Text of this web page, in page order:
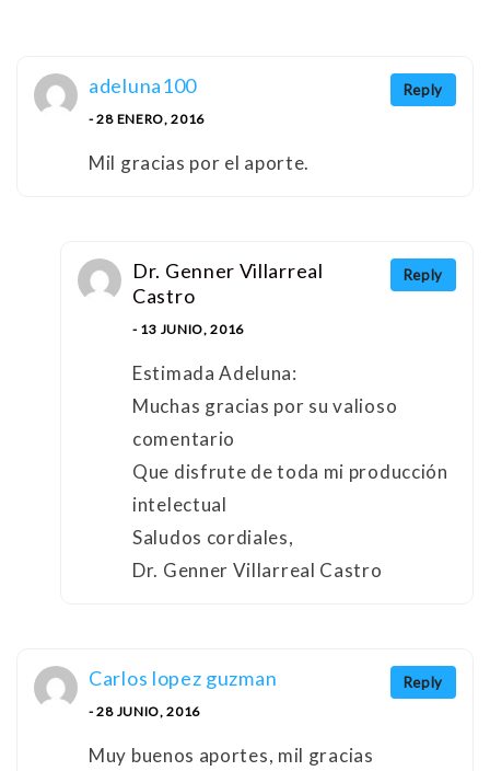
Reply
adeluna100
- 28 ENERO, 2016
Mil gracias por el aporte.
Reply
Dr. Genner Villarreal
Castro
- 13 JUNIO, 2016
Estimada Adeluna:
Muchas gracias por su valioso
comentario
Que disfrute de toda mi producción
intelectual
Saludos cordiales,
Dr. Genner Villarreal Castro
Reply
Carlos lopez guzman
- 28 JUNIO, 2016
Muy buenos aportes, mil gracias